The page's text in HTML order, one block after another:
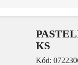
KS
Kód: